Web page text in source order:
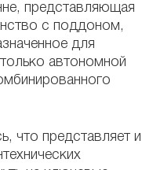
представляющая
с поддоном,
для
автономной
что представляет и